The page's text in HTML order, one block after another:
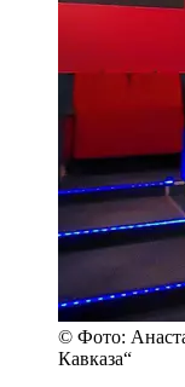
© Фото:
Кавказа“